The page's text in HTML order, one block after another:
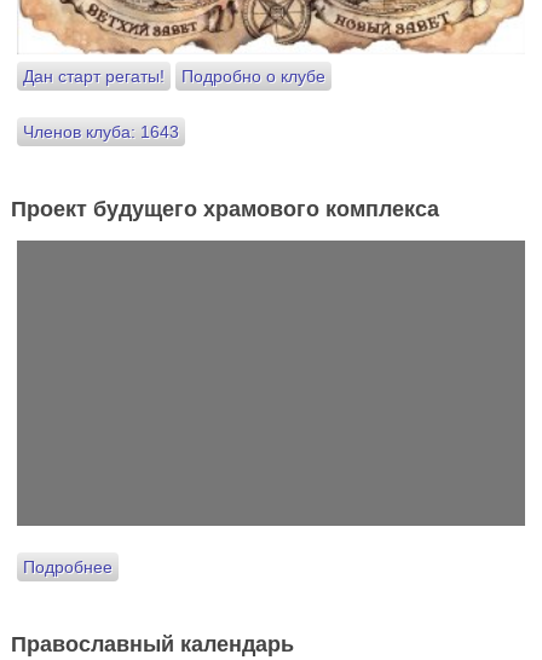
Дан старт регаты! Подробно о клубе
Членов клуба: 1643
Проект будущего храмового комплекса
Подробнее
Православный календарь